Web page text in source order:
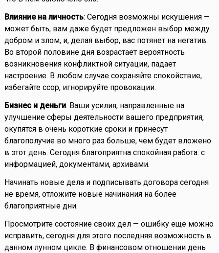
Влияние на личность: Сегодня возможны искушения —
может быть, вам даже будет предложен выбор между
добром и злом, и, делая выбор, вас потянет на негатив.
Во второй половине дня возрастает вероятность
возникновения конфликтной ситуации, падает
настроение. В любом случае сохраняйте спокойствие,
избегайте ссор, игнорируйте провокации.
Бизнес и деньги: Ваши усилия, направленные на
улучшение сферы деятельности вашего предприятия,
окупятся в очень короткие сроки и принесут
благополучие во много раз больше, чем будет вложено
в этот день. Сегодня благоприятна спокойная работа: с
информацией, документами, архивами.
Начинать новые дела и подписывать договора сегодня
не время, отложите новые начинания на более
благоприятные дни.
Просмотрите состояние своих дел — ошибку ещё можно
исправить, сегодня для этого последняя возможность в
данном лунном цикле. В финансовом отношении день